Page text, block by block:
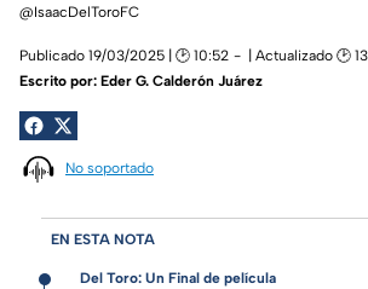
@IsaacDelToroFC
Publicado 19/03/2025 | 🕑 10:52 | Actualizado 🕑
Escrito por: Eder G. Calderón Juárez
No soportado
EN ESTA NOTA
Del Toro: Un Final de película